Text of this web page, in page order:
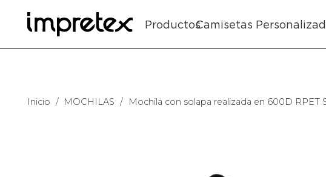
ProductosCamisetas
Inicio / MOCHILAS / Mochila con solapa realizada en 600D RPET